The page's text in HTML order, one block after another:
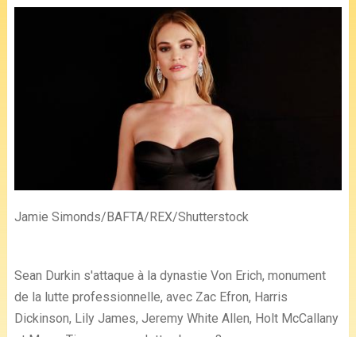
Jamie Simonds/BAFTA/REX/Shutterstock
Sean Durkin s'attaque à la dynastie Von Erich, monument
de la lutte professionnelle, avec Zac Efron, Harris
Dickinson, Lily James, Jeremy White Allen, Holt McCallany